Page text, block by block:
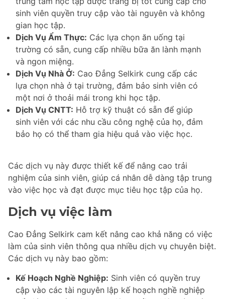
sinh viên quyền truy cập vào tài nguyên và không
gian học tập.
Dịch Vụ Ẩm Thực: Các lựa chọn ăn uống tại
trường có sẵn, cung cấp nhiều bữa ăn lành mạnh
và ngon miệng.
Dịch Vụ Nhà Ở: Cao Đẳng Selkirk cung cấp các
lựa chọn nhà ở tại trường, đảm bảo sinh viên có
một nơi ở thoải mái trong khi học tập.
Dịch Vụ CNTT: Hỗ trợ kỹ thuật có sẵn để giúp
sinh viên với các nhu cầu công nghệ của họ, đảm
bảo họ có thể tham gia hiệu quả vào việc học.
Các dịch vụ này được thiết kế để nâng cao trải
nghiệm của sinh viên, giúp cá nhân dễ dàng tập trung
vào việc học và đạt được mục tiêu học tập của họ.
Dịch vụ việc làm
Cao Đẳng Selkirk cam kết nâng cao khả năng có việc
làm của sinh viên thông qua nhiều dịch vụ chuyên biệt.
Các dịch vụ này bao gồm:
Kế Hoạch Nghề Nghiệp: Sinh viên có quyền truy
cập vào các tài nguyên lập kế hoạch nghề nghiệp